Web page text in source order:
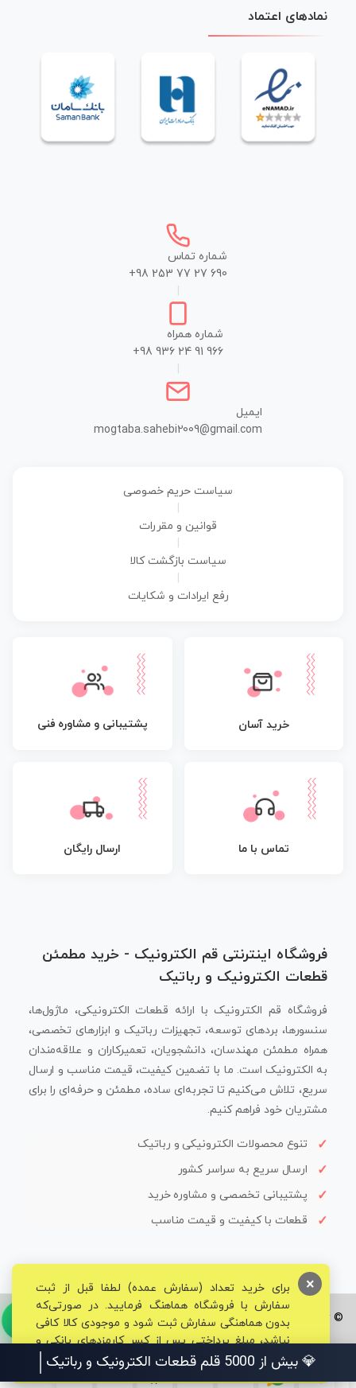
نمادهای اعتماد
شماره تماس
+98 253 77 27 690
شماره همراه
+98 936 24 91 966
ایمیل
mogtaba.sahebi2009@gmail.com
سیاست حریم خصوصی
قوانین و مقررات
سیاست بازگشت کالا
رفع ایرادات و شکایات
خرید آسان پشتیبانی و مشاوره فنی
تماس با ما ارسال رایگان
فروشگاه اینترنتی قم الکترونیک - خرید مطمئن
قطعات الکترونیک و رباتیک
فروشگاه قم الکترونیک با ارائه قطعات الکترونیکی، ماژول‌ها،
سنسورها، بردهای توسعه، تجهیزات رباتیک و ابزارهای تخصصی،
همراه مطمئن مهندسان، دانشجویان، تعمیرکاران و علاقه‌مندان
به الکترونیک است. ما با تضمین کیفیت، قیمت مناسب و ارسال
سریع، تلاش می‌کنیم تا تجربه‌ای ساده، مطمئن و حرفه‌ای را برای
مشتریان خود فراهم کنیم.
تنوع محصولات الکترونیکی و رباتیک
ارسال سریع به سراسر کشور
پشتیبانی تخصصی و مشاوره خرید
قطعات با کیفیت و قیمت مناسب
© تمامی حقوق برای فروشگاه تخصصی قم الکترونیک محفوظ می‌باشد.
برای خرید تعداد (سفارش عمده) لطفا قبل از ثبت
سفارش با فروشگاه هماهنگ فرمایید. در صورتی‌که
بدون هماهنگی سفارش ثبت شود و موجودی کالا کافی
نباشد، مبلغ پرداختی پس از کسر کارمزدهای بانکی و
مالیاتی به حساب شما بازگشت داده خواهد شد.
×
💎 بیش از 5000 قلم قطعات الکترونیک و رباتیک